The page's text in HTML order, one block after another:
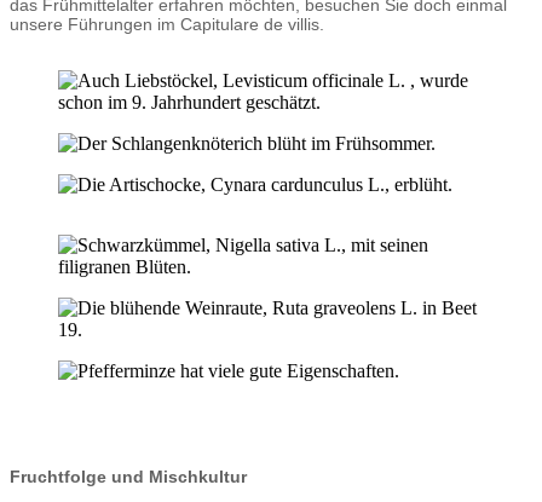
das Frühmittelalter erfahren möchten, besuchen Sie doch einmal
unsere Führungen im Capitulare de villis.
Fruchtfolge und Mischkultur